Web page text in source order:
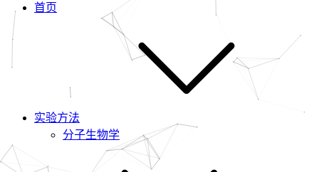
首页
实验方法
分子生物学